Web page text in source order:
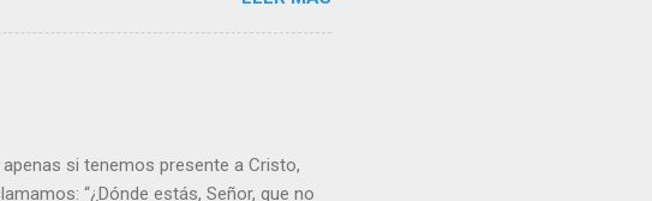
si tenemos presente a Cristo,
“¿Dónde estás, Señor, que no